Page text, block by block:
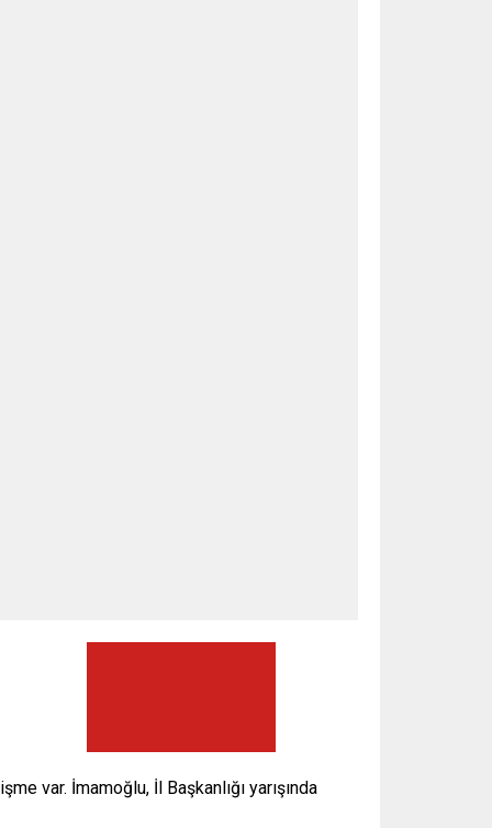
var. İmamoğlu, İl Başkanlığı yarışında